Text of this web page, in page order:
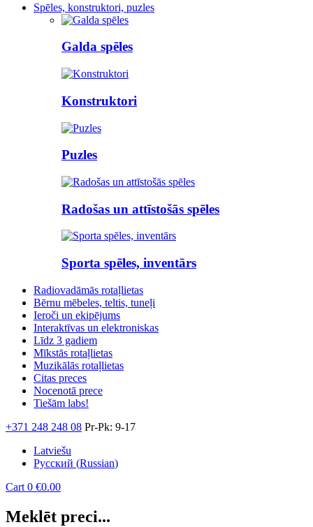
Spēles, konstruktori, puzles
Galda spēles
Konstruktori
Puzles
Radošas un attīstošās spēles
Sporta spēles, inventārs
Radiovadāmās rotaļlietas
Bērnu mēbeles, teltis, tuneļi
Ieroči un ekipējums
Interaktīvas un elektroniskas
Līdz 3 gadiem
Mīkstās rotaļlietas
Muzikālās rotaļlietas
Citas preces
Nocenotā prece
Tiešām labs!
+371 248 248 08 Pr-Pk: 9-17
Latviešu
Русский (Russian)
Cart 0 €0.00
Meklēt preci...